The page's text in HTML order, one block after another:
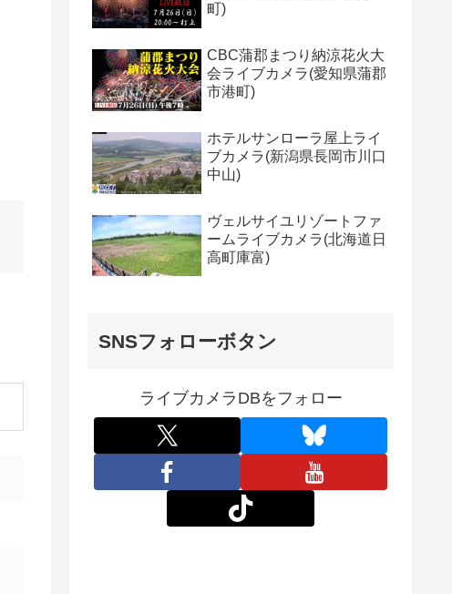
町)
CBC蒲郡まつり納涼花火大
会ライブカメラ(愛知県蒲郡
市港町)
ホテルサンローラ屋上ライ
ブカメラ(新潟県長岡市川口
中山)
ヴェルサイユリゾートファ
ームライブカメラ(北海道日
高町庫富)
SNSフォローボタン
ライブカメラDBをフォロー